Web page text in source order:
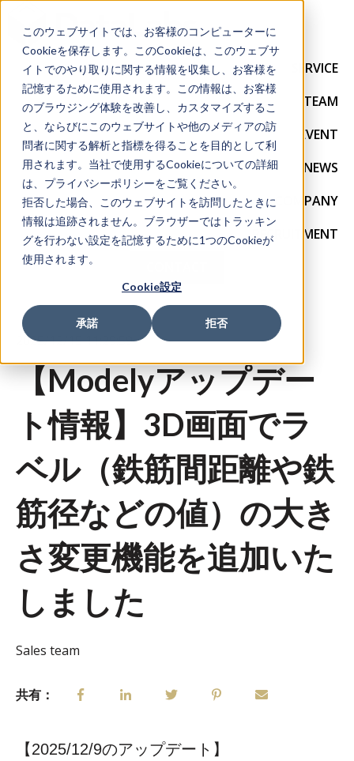
このウェブサイトでは、お客様のコンピューターに
Cookieを保存します。このCookieは、このウェブサ
イトでのやり取りに関する情報を収集し、お客様を
記憶するために使用されます。この情報は、お客様
のブラウジング体験を改善し、カスタマイズするこ
と、ならびにこのウェブサイトや他のメディアの訪
問者に関する解析と指標を得ることを目的として利
用されます。当社で使用するCookieについての詳細
は、プライバシーポリシーをご覧ください。
拒否した場合、このウェブサイトを訪問したときに
情報は追跡されません。ブラウザーではトラッキン
グを行わない設定を記憶するために1つのCookieが
使用されます。
Cookie設定
承諾 拒否
SERVICE
TEAM
EVENT
NEWS
COMPANY
RECRUITMENT
2025/12/15 11:29:59
【Modelyアップデー
ト情報】3D画面でラ
ベル（鉄筋間距離や鉄
筋径などの値）の大き
さ変更機能を追加いた
しました
Sales team
共有：
【2025/12/9のアップデート】